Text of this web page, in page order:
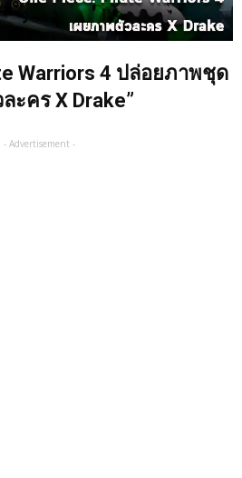
Warriors 4 ปล่อยภาพชุด
ะคร X Drake”
- Advertisement -